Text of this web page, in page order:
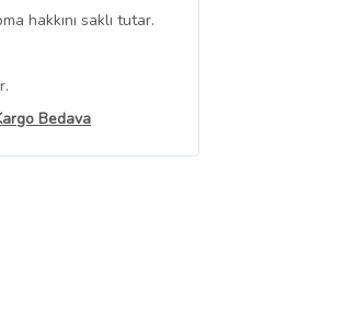
hakkını saklı tutar.
Bedava